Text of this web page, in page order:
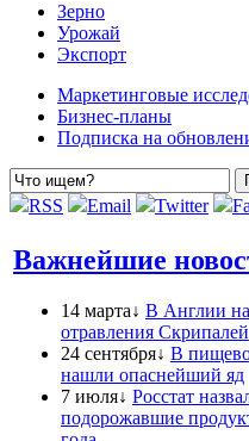
Зерно
Урожай
Экспорт
Маркетинговые
Бизнес-планы
Подписка на
RSS Email Twitter
Важнейшие
14 марта↓ В Англии
отравления Скрипалей
24 сентября↓ В
нашли опаснейший яд
7 июля↓ Росстат
подорожавшие